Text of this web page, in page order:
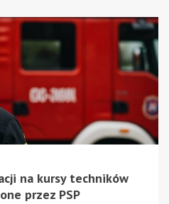
na kursy techników
przez PSP